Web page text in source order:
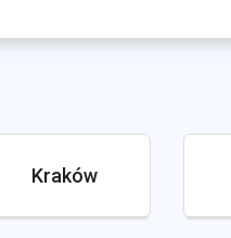
Kraków